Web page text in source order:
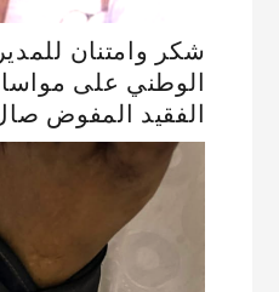
شكر وامتنان
الوطني على
الفقيد المفوض